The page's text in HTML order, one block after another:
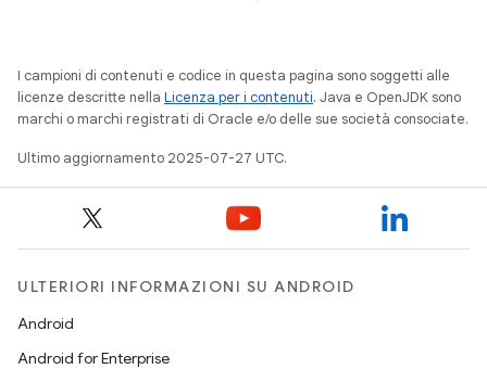
I campioni di contenuti e codice in questa pagina sono soggetti alle
licenze descritte nella Licenza per i contenuti. Java e OpenJDK sono
marchi o marchi registrati di Oracle e/o delle sue società consociate.
Ultimo aggiornamento 2025-07-27 UTC.
ULTERIORI INFORMAZIONI SU ANDROID
Android
Android for Enterprise